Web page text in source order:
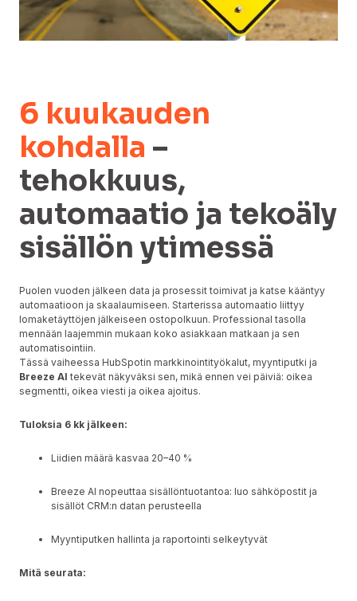
6 kuukauden
kohdalla –
tehokkuus,
automaatio ja tekoäly
sisällön ytimessä
Puolen vuoden jälkeen data ja prosessit toimivat ja katse kääntyy
automaatioon ja skaalaumiseen. Starterissa automaatio liittyy
lomaketäyttöjen jälkeiseen ostopolkuun. Professional tasolla
mennään laajemmin mukaan koko asiakkaan matkaan ja sen
automatisointiin.
Tässä vaiheessa HubSpotin markkinointityökalut, myyntiputki ja
Breeze AI tekevät näkyväksi sen, mikä ennen vei päiviä: oikea
segmentti, oikea viesti ja oikea ajoitus.
Tuloksia 6 kk jälkeen:
Liidien määrä kasvaa 20–40 %
Breeze AI nopeuttaa sisällöntuotantoa: luo sähköpostit ja
sisällöt CRM:n datan perusteella
Myyntiputken hallinta ja raportointi selkeytyvät
Mitä seurata: